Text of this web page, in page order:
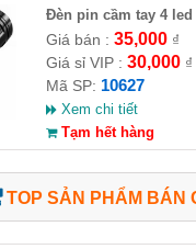
Đèn pin cầm tay 4 led
Giá bán : 35,000₫
Giá sỉ VIP : 30,000₫
Mã SP: 10627
Xem chi tiết
Tạm hết hàng
TOP SẢN PHẨM BÁN